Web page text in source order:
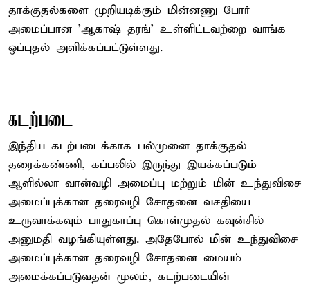
தாக்குதல்களை முறியடிக்கும் மின்னணு போர்
அமைப்பான 'ஆகாஷ் தரங்' உள்ளிட்டவற்றை வாங்க
ஒப்புதல் அளிக்கப்பட்டுள்ளது.
கடற்படை
இந்திய கடற்படைக்காக பல்முனை தாக்குதல்
தரைக்கண்ணி, கப்பலில் இருந்து இயக்கப்படும்
ஆளில்லா வான்வழி அமைப்பு மற்றும் மின் உந்துவிசை
அமைப்புக்கான தரைவழி சோதனை வசதியை
உருவாக்கவும் பாதுகாப்பு கொள்முதல் கவுன்சில்
அனுமதி வழங்கியுள்ளது. அதேபோல் மின் உந்துவிசை
அமைப்புக்கான தரைவழி சோதனை மையம்
அமைக்கப்படுவதன் மூலம், கடற்படையின்